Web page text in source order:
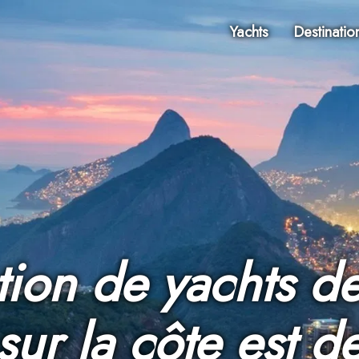
Yachts
de yachts
la côte est